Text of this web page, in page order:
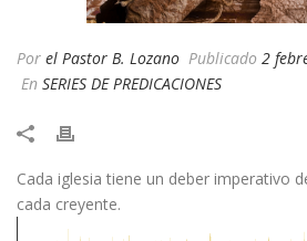
Por el Pastor B. Lozano Publicado 2
En SERIES DE PREDICACIONES
Cada iglesia tiene un deber imperativo
cada creyente.